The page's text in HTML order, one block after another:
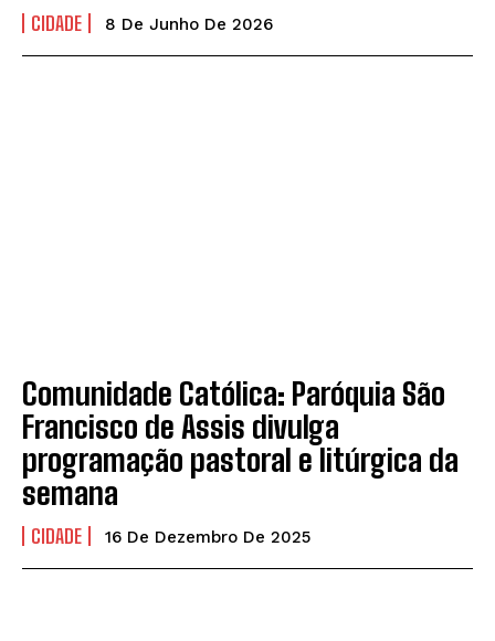
CIDADE 8 De Junho De 2026
Comunidade Católica: Paróquia São
Francisco de Assis divulga
programação pastoral e litúrgica da
semana
CIDADE 16 De Dezembro De 2025